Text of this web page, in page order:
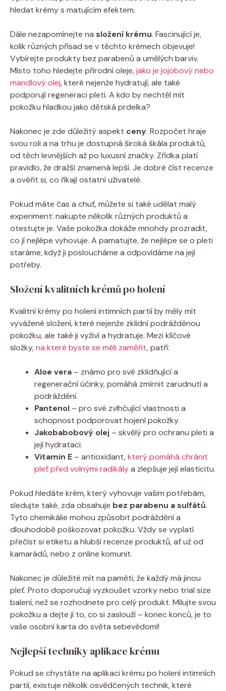
hledat krémy s matujícím efektem.
Dále nezapomínejte na složení krému. Fascinující je,
kolik různých přísad se v těchto krémech objevuje!
Vybírejte produkty bez parabenů a umělých barviv.
Místo toho hledejte přírodní oleje,jako je jojobový nebo
mandlový olej, které nejenže hydratují, ale také
podporují regeneraci pleti. A kdo by nechtěl mít
pokožku hladkou jako dětská prdelka?
Nakonec je zde důležitý aspekt ceny. Rozpočet hraje
svou roli a na trhu je dostupná široká škála produktů,
od těch levnějších až po luxusní značky. Zřídka platí
pravidlo, že dražší znamená lepší. Je dobré číst recenze
a ověřit si, co říkají ostatní uživatelé.
Pokud máte čas a chuť, můžete si také udělat malý
experiment: nakupte několik různých produktů a
otestujte je. Vaše pokožka dokáže mnohdy prozradit,
co jí nejlépe vyhovuje. A pamatujte, že nejlépe se o pleti
staráme, když ji posloucháme a odpovídáme na její
potřeby.
Složení kvalitních krémů po holení
Kvalitní krémy po holení intimních partií by měly mít
vyvážené složení, které nejenže zklidní podrážděnou
pokožku, ale také ji vyživí a hydratuje. Mezi klíčové
složky,na které byste se měli zaměřit, patří:
Aloe vera – známo pro své zklidňující a
regenerační účinky, pomáhá zmírnit zarudnutí a
podráždění.
Pantenol – pro své zvlhčující vlastnosti a
schopnost podporovat hojení pokožky.
Jakobabobový olej – skvělý pro ochranu pleti a
její hydrataci.
Vitamin E – antioxidant,který pomáhá chránit
pleť před volnými radikálya zlepšuje její elasticitu.
Pokud hledáte krém, který vyhovuje vašim potřebám,
sledujte také, zda obsahuje bez parabenu a sulfátů.
Tyto chemikálie mohou způsobit podráždění a
dlouhodobě poškozovat pokožku. Vždy se vyplatí
přečíst si etiketu a hlubší recenze produktů, ať už od
kamarádů, nebo z online komunit.
Nakonec je důležité mít na paměti, že každý má jinou
pleť. Proto doporučuji vyzkoušet vzorky nebo trial size
balení, než se rozhodnete pro celý produkt. Milujte svou
pokožku a dejte jí to, co si zaslouží – konec konců, je to
vaše osobní karta do světa sebevědomí!
Nejlepší techniky aplikace krému
Pokud se chystáte na aplikaci krému po holení intimních
partií, existuje několik osvědčených technik, které